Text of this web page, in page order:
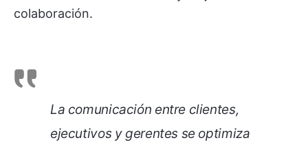
colaboración.
La comunicación entre clientes,
ejecutivos y gerentes se optimiza